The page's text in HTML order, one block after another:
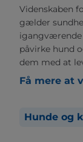
Videnskaben
gælder
påvirke hund
dem med at
Få mere at
Hunde og